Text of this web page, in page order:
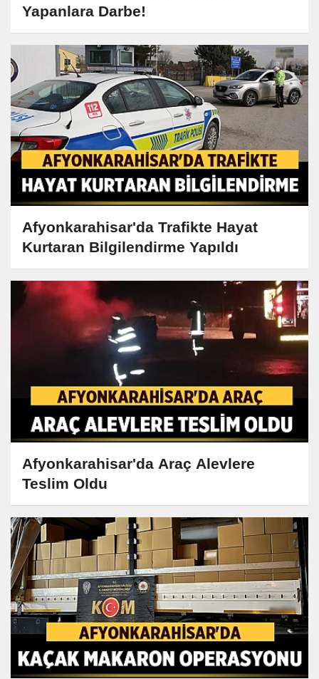
Yapanlara Darbe!
Afyonkarahisar'da Trafikte Hayat
Kurtaran Bilgilendirme Yapıldı
Afyonkarahisar'da Araç Alevlere
Teslim Oldu